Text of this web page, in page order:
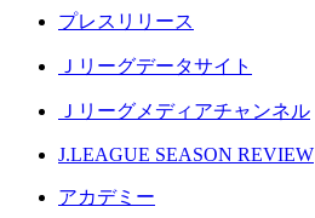
プレスリリース
Ｊリーグデータサイト
Ｊリーグメディアチャンネル
J.LEAGUE SEASON REVIEW
アカデミー